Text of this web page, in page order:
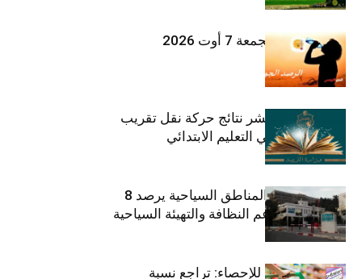
طقس اليوم الجمعة 7 أوت 2026
وزارة التربية تنشر نتائج حركة نقل تقريب
الأزواج لمدرّسي التعليم الابتدائي
صندوق حماية المناطق السياحية يرصد 8
مليون دينار لدعم النظافة والتهيئة السياحية
المعهد الوطني للإحصاء: تراجع نسبة